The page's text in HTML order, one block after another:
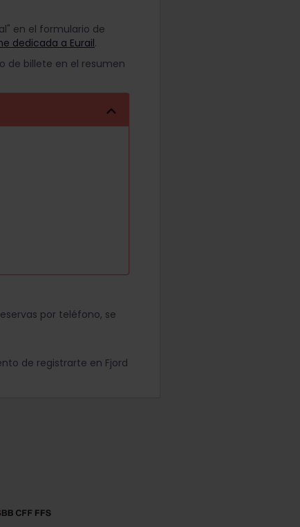
en el formulario de
dedicada a Eurail.
de billete en el resumen
por teléfono, se
de registrarte en Fjord